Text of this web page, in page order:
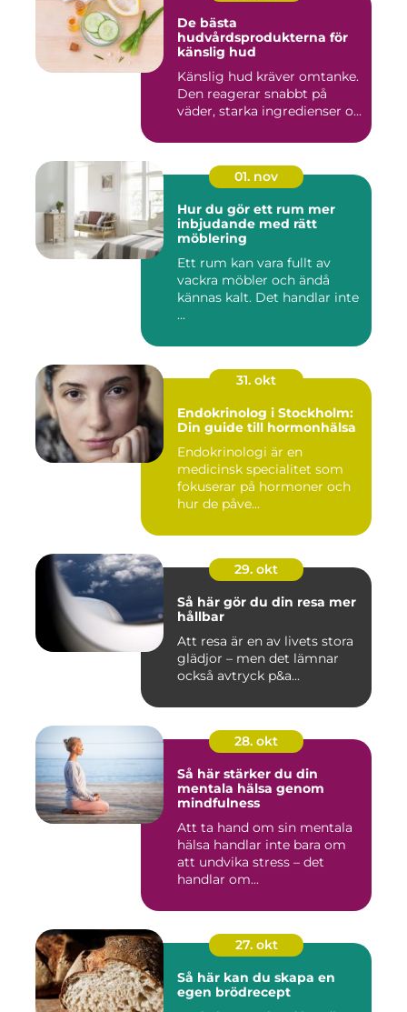
De bästa
hudvårdsprodukterna för
känslig hud
Känslig hud kräver omtanke.
Den reagerar snabbt på
väder, starka ingredienser o...
01. nov
Hur du gör ett rum mer
inbjudande med rätt
möblering
Ett rum kan vara fullt av
vackra möbler och ändå
kännas kalt. Det handlar inte
...
31. okt
Endokrinolog i Stockholm:
Din guide till hormonhälsa
Endokrinologi är en
medicinsk specialitet som
fokuserar på hormoner och
hur de påve...
29. okt
Så här gör du din resa mer
hållbar
Att resa är en av livets stora
glädjor – men det lämnar
också avtryck p&a...
28. okt
Så här stärker du din
mentala hälsa genom
mindfulness
Att ta hand om sin mentala
hälsa handlar inte bara om
att undvika stress – det
handlar om...
27. okt
Så här kan du skapa en
egen brödrecept